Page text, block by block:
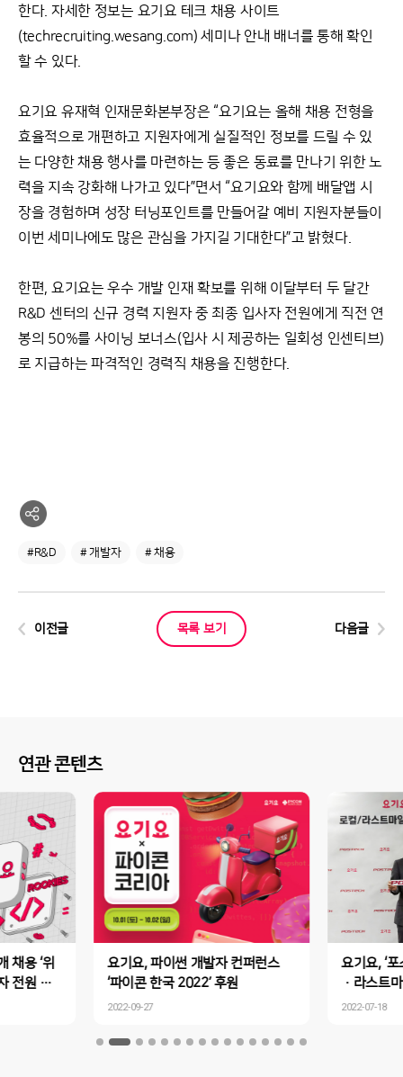
한다. 자세한 정보는 요기요 테크 채용 사이트
(techrecruiting.wesang.com) 세미나 안내 배너를 통해 확인
할 수 있다.
요기요 유재혁 인재문화본부장은 “요기요는 올해 채용 전형을
효율적으로 개편하고 지원자에게 실질적인 정보를 드릴 수 있
는 다양한 채용 행사를 마련하는 등 좋은 동료를 만나기 위한 노
력을 지속 강화해 나가고 있다”면서 “요기요와 함께 배달앱 시
장을 경험하며 성장 터닝포인트를 만들어갈 예비 지원자분들이
이번 세미나에도 많은 관심을 가지길 기대한다”고 밝혔다.
한편, 요기요는 우수 개발 인재 확보를 위해 이달부터 두 달간
R&D 센터의 신규 경력 지원자 중 최종 입사자 전원에게 직전 연
봉의 50%를 사이닝 보너스(입사 시 제공하는 일회성 인센티브)
로 지급하는 파격적인 경력직 채용을 진행한다.
#R&D # 개발자 # 채용
이전글 목록 보기 다음글
연관 콘텐츠
채용 ‘위
전원 코
요기요, 파이썬 개발자 컨퍼런스
‘파이콘 한국 2022’ 후원
2022-09-27
요기요, ‘
·라스트
MOU 체결
2022-07-18